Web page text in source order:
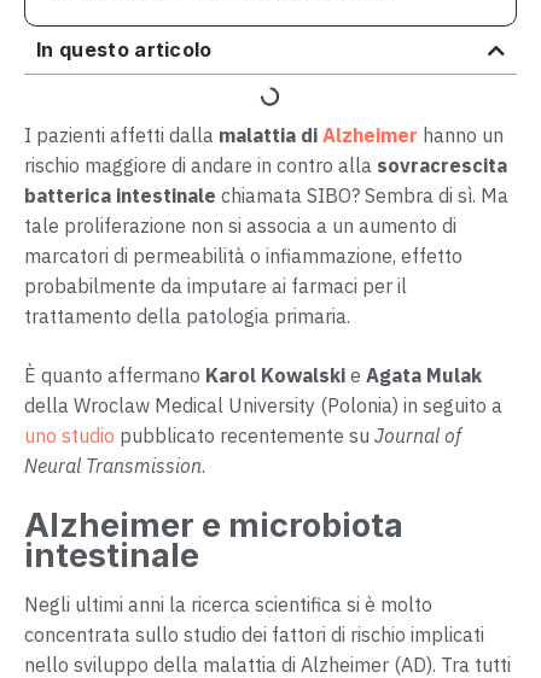
In questo articolo
I pazienti affetti dalla malattia di Alzheimer hanno un
rischio maggiore di andare in contro alla sovracrescita
batterica intestinale chiamata SIBO? Sembra di sì. Ma
tale proliferazione non si associa a un aumento di
marcatori di permeabilità o infiammazione, effetto
probabilmente da imputare ai farmaci per il
trattamento della patologia primaria.
È quanto affermano Karol Kowalski e Agata Mulak
della Wroclaw Medical University (Polonia) in seguito a
uno studio pubblicato recentemente su Journal of
Neural Transmission.
Alzheimer e microbiota
intestinale
Negli ultimi anni la ricerca scientifica si è molto
concentrata sullo studio dei fattori di rischio implicati
nello sviluppo della malattia di Alzheimer (AD). Tra tutti